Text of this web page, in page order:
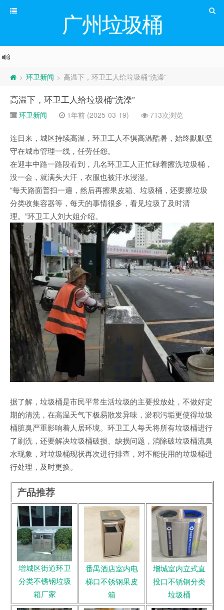
广州垃圾桶
> 环卫新闻 > 高温下，环卫工人给垃圾桶“洗澡”
高温下，环卫工人给垃圾桶“洗澡”
环卫新闻 1年前 (2025-03-19) 713次浏览
连日来，城区持续高温，环卫工人不惧高温酷暑，始终默默坚
守在城市管理一线，任劳任怨。
在迎丰中路一路段看到，几名环卫工人正忙碌着擦洗垃圾桶，
没一会，就满头大汗，衣服也被汗水浸湿。
“每天路面普扫一遍，然后再擦果皮箱、垃圾桶，还要擦垃圾
分类收集容器等，每天的事情很多，看见垃圾了及时清
理。”环卫工人刘大姐介绍。
据了解，垃圾桶是市民平常生活垃圾的主要投放处，不做好定
期的清洗，在高温天气下极易散发异味，淤积污垢更使得垃圾
桶脏臭严重影响着人居环境。环卫工人每天将所有垃圾桶进行
了刷洗，还要解决垃圾桶破损、缺损问题，消除破垃圾桶流臭
水现象，对垃圾桶现状再次进行排查，对不能使用的垃圾桶进
行处理，及时更换。
产品推荐
增城区街道环卫
分类不锈钢垃圾
箱厂家
番禺酒店室内电
梯口不锈钢果皮
箱
增城室内立式直
投口不锈钢分类
垃圾桶